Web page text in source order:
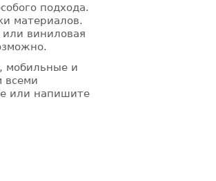
подхода.
материалов.
или виниловая
мобильные и
всеми
или напишите